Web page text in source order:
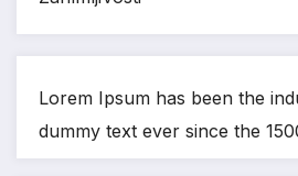
Lorem Ipsum has been the
dummy text ever since the